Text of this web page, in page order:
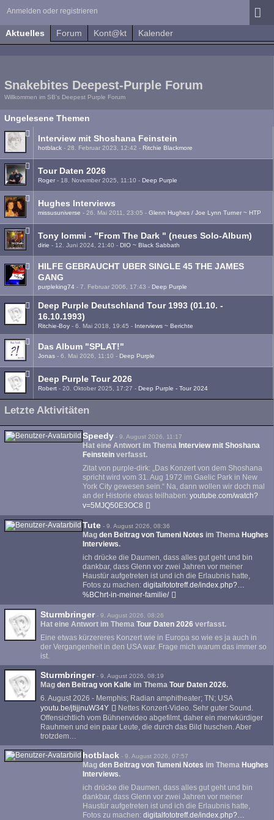
Anmelden oder registrieren
Aktuelles Forum Kont@kt Kalender
Snakebites Deepest-Purple Forum
Willkommen im SB's Deepest Purple Forum
Ungelesene Themen
Interview mit Shoshana Feinstein
hotblack - 28. Februar 2023, 12:42 - Ritchie Blackmore
Tour Daten 2026
Roger - 18. November 2025, 11:10 - Deep Purple
Hughes Interviews
missusuniverse - 26. Mai 2011, 23:05 - Glenn Hughes / Joe Lynn Turner ~ HTP
Tony Iommi - "From The Dark " (neues Solo-Album)
dirie - 12. Juni 2024, 21:40 - DIO ~ Black Sabbath
HILFE GEBRAUCHT UBER SINGLE 45 THE JAMES
GANG
purpleking74 - 7. Februar 2006, 17:43 - Deep Purple
Deep Purple Deutschland Tour 1993 (01.10. -
16.10.1993)
Ritchie-Boy - 6. Mai 2018, 19:45 - Interviews ~ Berichte
Das Album "SPLAT!"
Jonas - 6. Mai 2026, 11:10 - Deep Purple
Deep Purple Tour 2026
Robert - 20. Oktober 2025, 17:27 - Deep Purple - Tour 2024
Letzte Aktivitäten
Speedy - 9. August 2026, 11:17
Hat eine Antwort im Thema Interview mit Shoshana
Feinstein verfasst.
Zitat von purple-dirk: „Das Konzert von dem Shoshana
spricht wird vom 31. Aug 1972 im Gaelic Park in New
York City gewesen sein.“ Na, dann wollen wir doch mal
an der Historie etwas teilhaben: youtube.com/watch?
v=5MJQ50E3OC8
Tute - 9. August 2026, 08:36
Mag den Beitrag von Tumeni Notes im Thema Hughes
Interviews.
ich drücke die Daumen, dass alles gut geht und bin
dankbar, dass Glenn vor zwei Jahren vor meiner
Haustür aufgetreten ist und ich die Erlaubnis hatte,
Fotos zu machen: digitalfototreff.de/index.php?…
%BChrt-in-meiner-familie/
Sturmbringer- 9. August 2026, 08:26
Hat eine Antwort im Thema Tour Daten 2026 verfasst.
Eine etwas kürzereres Konzert wie in Europa so wie es ja auch in
der Vergangenheit in den USA war. Frage mich warum das immer so
ist.
Sturmbringer- 9. August 2026, 08:19
Mag den Beitrag von Kalle im Thema Tour Daten 2026.
6. August 2026 - Memphis; Radian amphitheater; TN; USA
youtu.be/jtijjnuW34Y
Nettes Konzert-Video. Sehr guter Sound.
Offensichtlich vom Bühnenvideo abgefilmt, daher ein merwkürdiger
Rauhmen und ein paar Leute, die durch das Bild huschen. Aber
trotzdem…
hotblack - 9. August 2026, 07:57
Mag den Beitrag von Tumeni Notes im Thema Hughes
Interviews.
ich drücke die Daumen, dass alles gut geht und bin
dankbar, dass Glenn vor zwei Jahren vor meiner
Haustür aufgetreten ist und ich die Erlaubnis hatte,
Fotos zu machen: digitalfototreff.de/index.php?…